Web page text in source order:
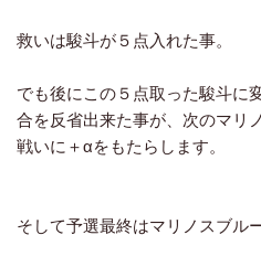
救いは駿斗が５点入れた事。
でも後にこの５点取った駿斗に
合を反省出来た事が、次のマリ
戦いに＋αをもたらします。
そして予選最終はマリノスブル